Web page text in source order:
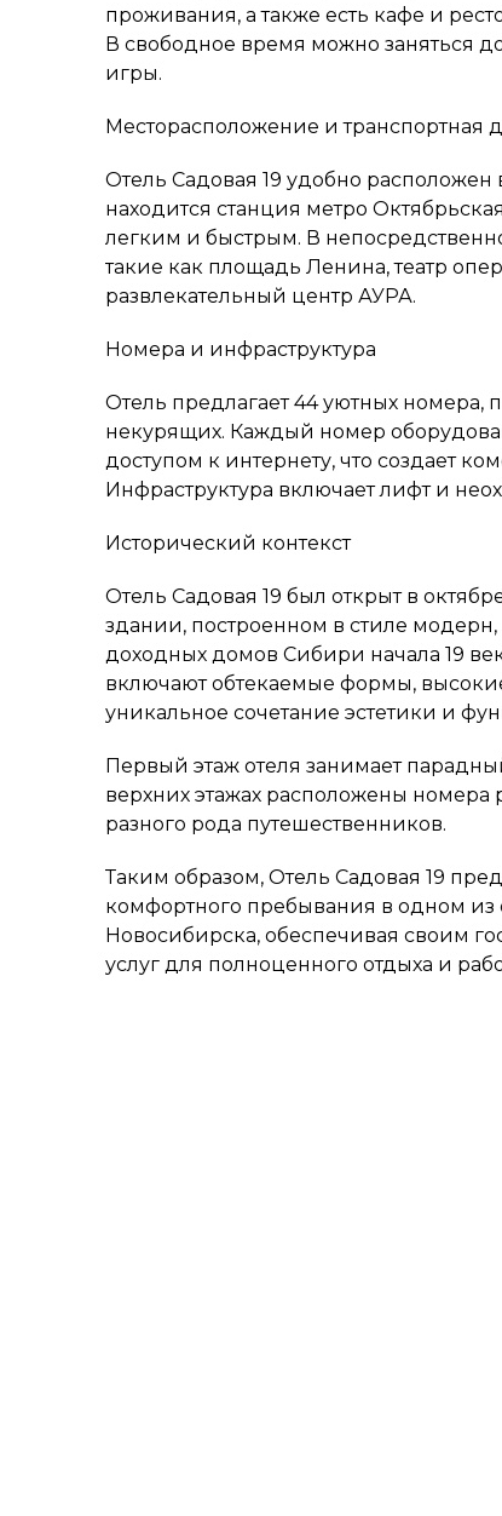
проживания, а также есть кафе и
В свободное время можно заняться
игры.
Месторасположение и транспортная
Отель Садовая 19 удобно
находится станция метро
легким и быстрым. В
такие как площадь Ленина, театр
развлекательный центр АУРА.
Номера и инфраструктура
Отель предлагает 44 уютных
некурящих. Каждый номер
доступом к интернету, что создает
Инфраструктура включает лифт и
Исторический контекст
Отель Садовая 19 был открыт в
здании, построенном в стиле
доходных домов Сибири начала 19
включают обтекаемые формы,
уникальное сочетание эстетики и
Первый этаж отеля занимает
верхних этажах расположены
разного рода путешественников.
Таким образом, Отель Садовая 19
комфортного пребывания в одном из
Новосибирска, обеспечивая своим
услуг для полноценного отдыха и